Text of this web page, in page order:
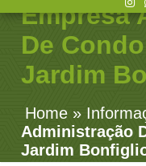
Empresa
De
Jardim
Home »
Administração
Jardim